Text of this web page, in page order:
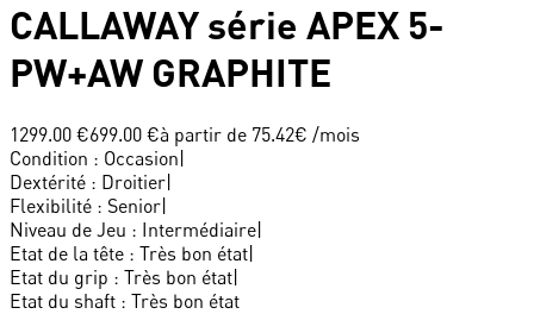
CALLAWAY série APEX 5-
PW+AW GRAPHITE
1299.00 €699.00 €à partir de 75.42€ /mois
Condition : Occasion|
Dextérité : Droitier|
Flexibilité : Senior|
Niveau de Jeu : Intermédiaire|
Etat de la tête : Très bon état|
Etat du grip : Très bon état|
Etat du shaft : Très bon état